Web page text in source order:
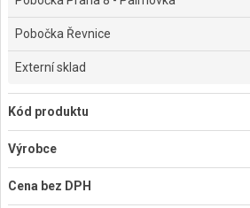
Pobočka Řevnice
Externí sklad
Kód produktu
Výrobce
Cena bez DPH